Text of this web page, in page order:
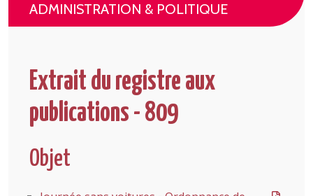
eGuichet
En 1 clic
ADMINISTRATION & POLITIQUE
Extrait du registre aux
publications - 809
Objet